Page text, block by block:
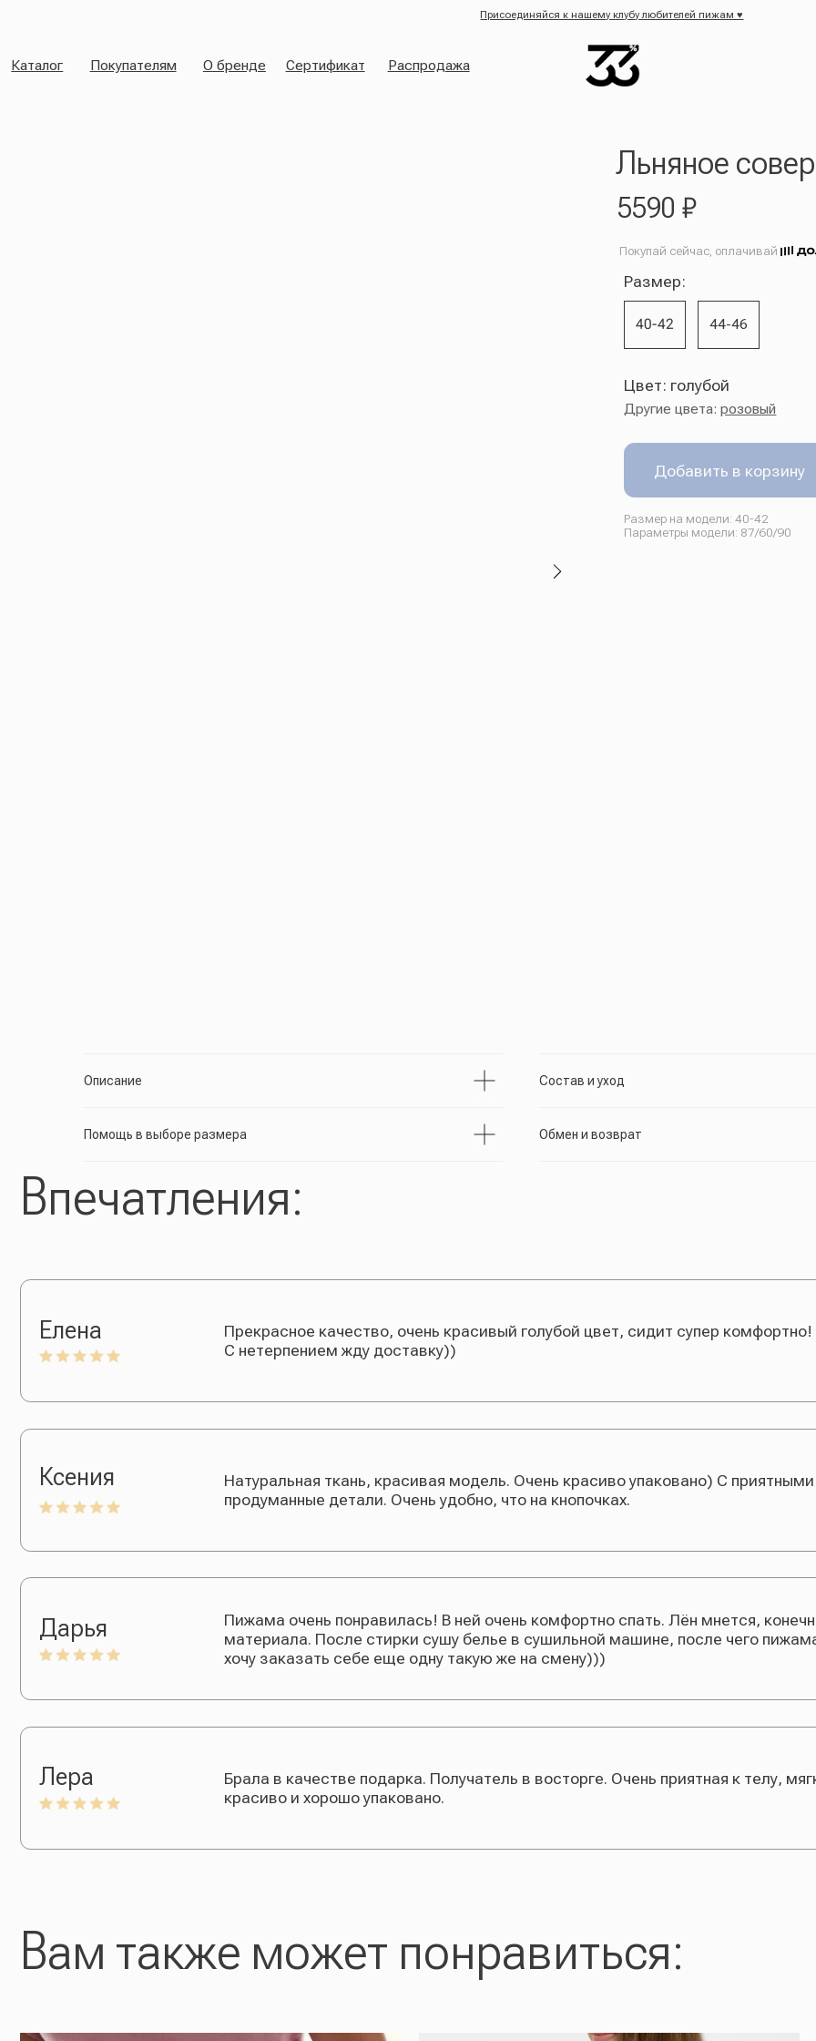
Каталог О бренде
Покупателям
Присоединяйся к нашему клубу любителей пижам ♥
Сертификат Распродажа
Присоединяйся к нашему клубу любителей пижам ♥ Присоединяйся к нашему
Льняное
Размер на модели: 40-42
Параметры модели: 87/60/90
Добавить в корзину
44-46
Описание Состав и уход
Помощь в выборе размера Обмен и возврат
Впечатления:
Прекрасное качество, очень красивый голубой цвет, сидит супер комфортно! Теперь
С нетерпением жду доставку))
Натуральная ткань, красивая модель. Очень красиво упаковано) С приятными словами
продуманные детали. Очень удобно, что на кнопочках.
хочу заказать себе еще одну такую же на смену)))
Елена
Ксения
Лера
Вам также может понравиться: